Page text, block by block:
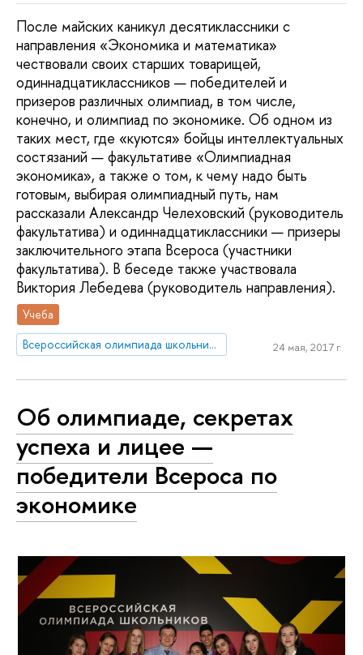
После майских каникул десятиклассники с
направления «Экономика и математика»
чествовали своих старших товарищей,
одиннадцатиклассников — победителей и
призеров различных олимпиад, в том числе,
конечно, и олимпиад по экономике. Об одном из
таких мест, где «куются» бойцы интеллектуальных
состязаний — факультативе «Олимпиадная
экономика», а также о том, к чему надо быть
готовым, выбирая олимпиадный путь, нам
рассказали Александр Челеховский (руководитель
факультатива) и одиннадцатиклассники — призеры
заключительного этапа Всероса (участники
факультатива). В беседе также участвовала
Виктория Лебедева (руководитель направления).
Учеба
Всероссийская олимпиада школьников
24 мая, 2017 г.
Об олимпиаде, секретах
успеха и лицее —
победители Всероса по
экономике